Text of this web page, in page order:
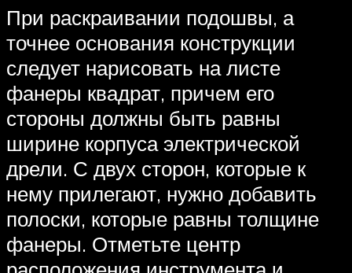
При раскраивании подошвы, а
точнее основания конструкции
следует нарисовать на листе
фанеры квадрат, причем его
стороны должны быть равны
ширине корпуса электрической
дрели. С двух сторон, которые к
нему прилегают, нужно добавить
полоски, которые равны толщине
фанеры. Отметьте центр